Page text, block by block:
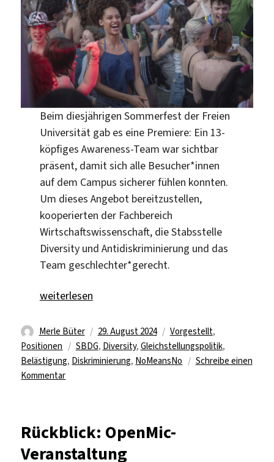
Beim diesjährigen Sommerfest der Freien
Universität gab es eine Premiere: Ein 13-
köpfiges Awareness-Team war sichtbar
präsent, damit sich alle Besucher*innen
auf dem Campus sicherer fühlen konnten.
Um dieses Angebot bereitzustellen,
kooperierten der Fachbereich
Wirtschaftswissenschaft, die Stabsstelle
Diversity und Antidiskriminierung und das
Team geschlechter*gerecht.
„Pilotprojekt: Awareness-Team beim Sommerfest“
weiterlesen
Autor
Merle Büter
Veröffentlicht
am
29. August 2024 Kategorien
Vorgestellt,
Positionen
Schlagwörter
SBDG, Diversity, Gleichstellungspolitik,
Belästigung, Diskriminierung, NoMeansNo
Schreibe einen
Kommentarzu
beim
Sommerfest
Rückblick: OpenMic-
Veranstaltung